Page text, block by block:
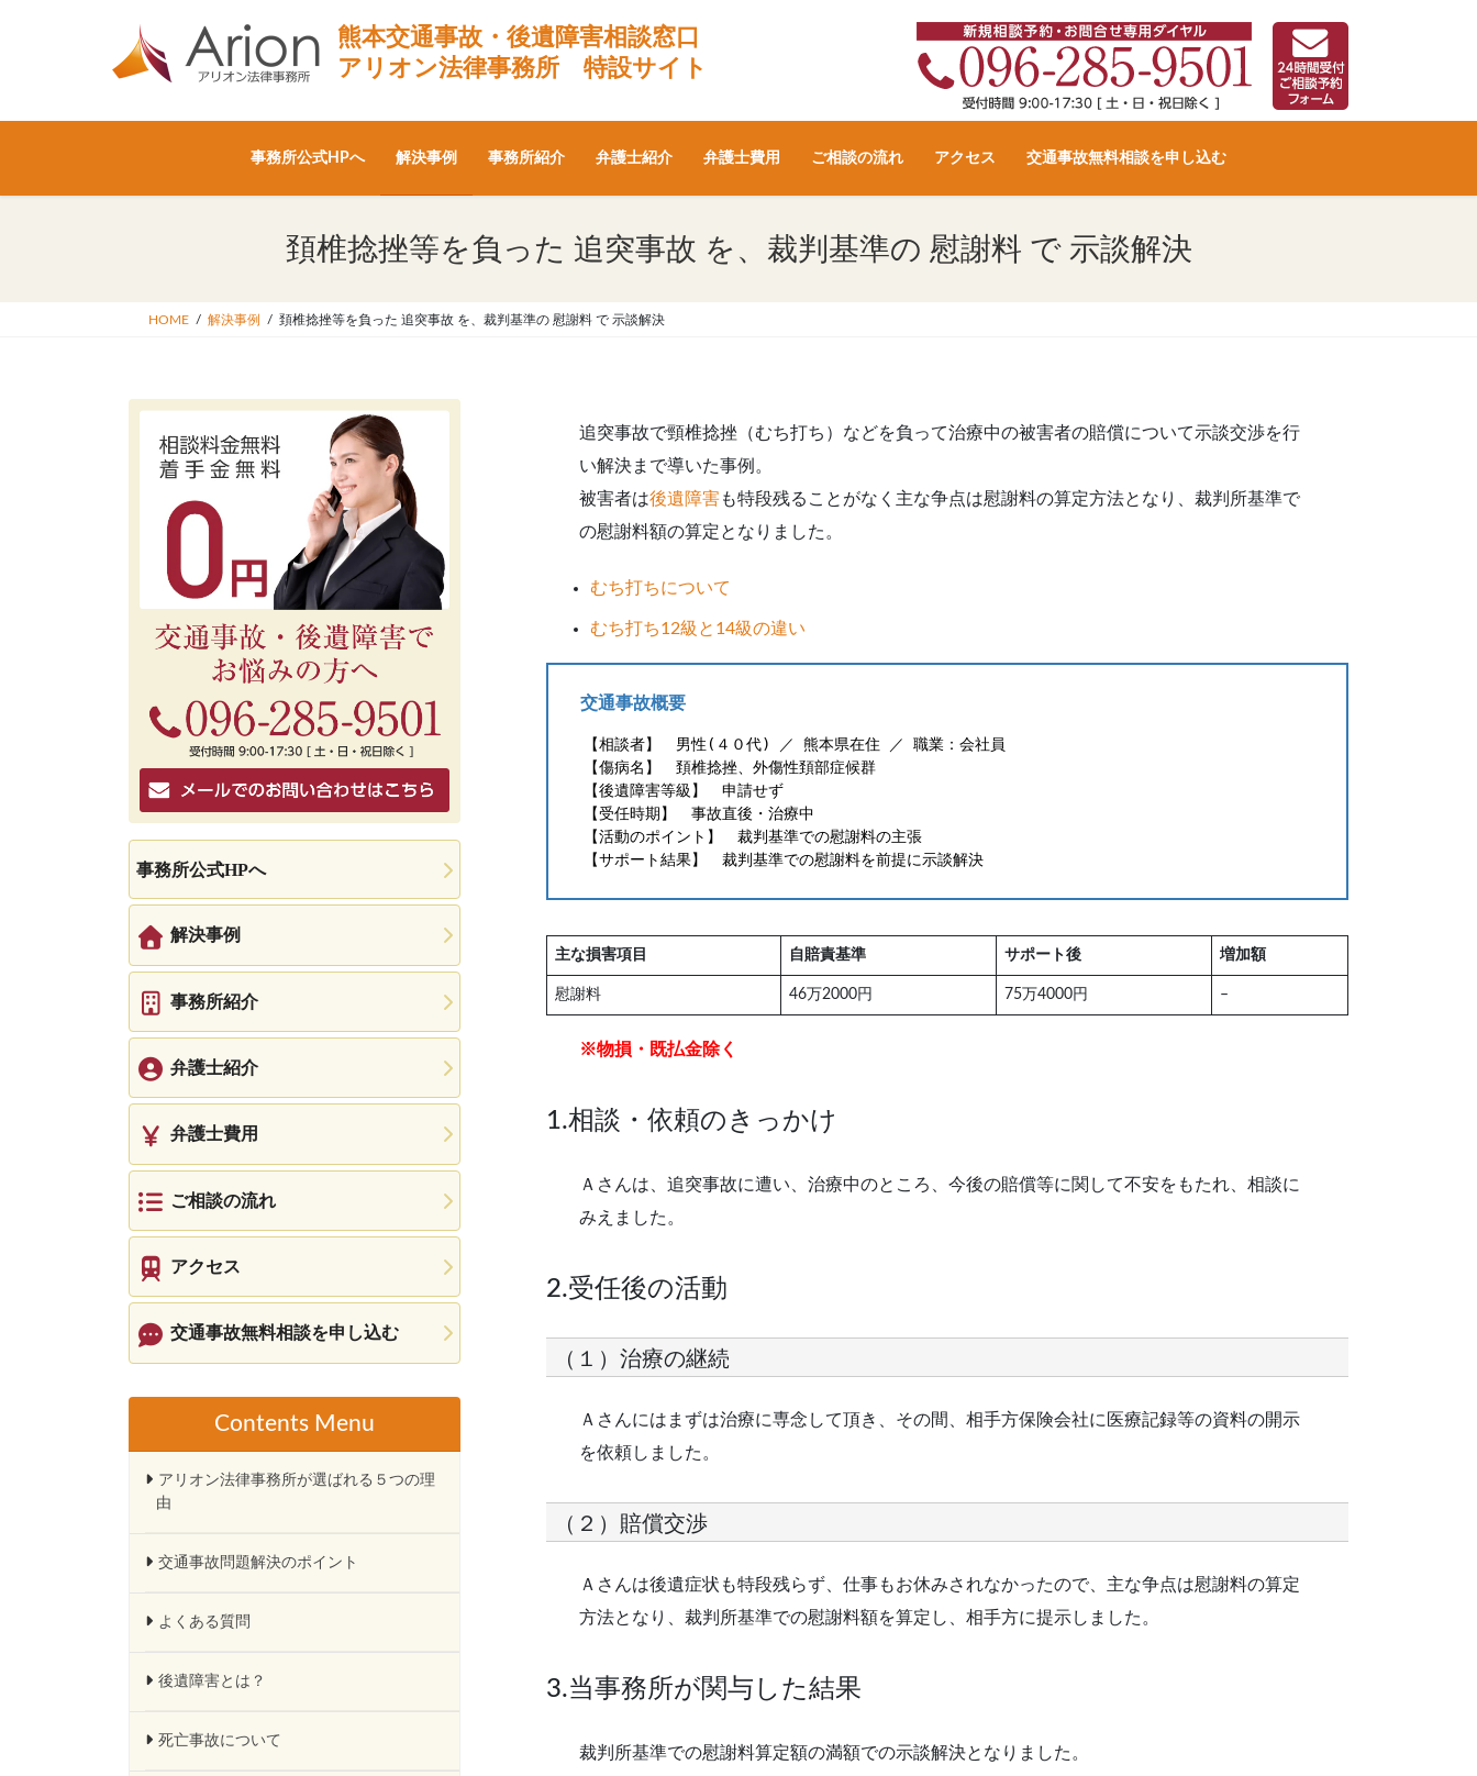
ツ
キ
シ
に
熊本交通事故・後遺障害相談窓口
アリオン法律事務所 特設サイト
事務所公式HPへ 解決事例 事務所紹介 弁護士紹介 弁護士費用 ご相談の流れ アクセス 交通事故無料相談を申し込む
頚椎捻挫等を負った 追突事故 を、裁判基準の 慰謝料 で 示談解決
HOME 解決事例 頚椎捻挫等を負った 追突事故 を、裁判基準の 慰謝料 で 示談解決
追突事故で頸椎捻挫（むち打ち）などを負って治療中の被害者の賠償について示談交渉を行
い解決まで導いた事例。
被害者は後遺障害も特段残ることがなく主な争点は慰謝料の算定方法となり、裁判所基準で
の慰謝料額の算定となりました。
むち打ちについて
むち打ち12級と14級の違い
交通事故概要
【相談者】　男性(４０代) ／ 熊本県在住 ／ 職業：会社員
【傷病名】　頚椎捻挫、外傷性頚部症候群
【後遺障害等級】　申請せず
【受任時期】　事故直後・治療中
【活動のポイント】　裁判基準での慰謝料の主張
【サポート結果】　裁判基準での慰謝料を前提に示談解決
主な損害項目 自賠責基準 サポート後 増加額
慰謝料 46万2000円 75万4000円 –
※物損・既払金除く
1.相談・依頼のきっかけ
Ａさんは、追突事故に遭い、治療中のところ、今後の賠償等に関して不安をもたれ、相談に
みえました。
2.受任後の活動
（１）治療の継続
Ａさんにはまずは治療に専念して頂き、その間、相手方保険会社に医療記録等の資料の開示
を依頼しました。
（２）賠償交渉
Ａさんは後遺症状も特段残らず、仕事もお休みされなかったので、主な争点は慰謝料の算定
方法となり、裁判所基準での慰謝料額を算定し、相手方に提示しました。
3.当事務所が関与した結果
裁判所基準での慰謝料算定額の満額での示談解決となりました。
事務所公式HPへ
解決事例
事務所紹介
弁護士紹介
弁護士費用
ご相談の流れ
アクセス
交通事故無料相談を申し込む
Contents Menu
アリオン法律事務所が選ばれる５つの理
由
交通事故問題解決のポイント
よくある質問
後遺障害とは？
死亡事故について